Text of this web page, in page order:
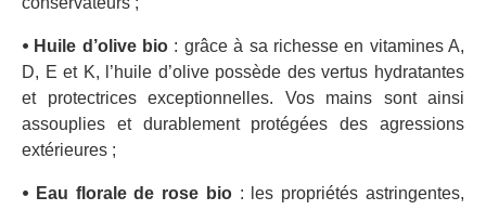
⦁ Huile d’olive bio : grâce à sa richesse en vitamines A,
D, E et K, l’huile d’olive possède des vertus hydratantes
et protectrices exceptionnelles. Vos mains sont ainsi
assouplies et durablement protégées des agressions
extérieures ;
⦁ Eau florale de rose bio: les propriétés astringentes,